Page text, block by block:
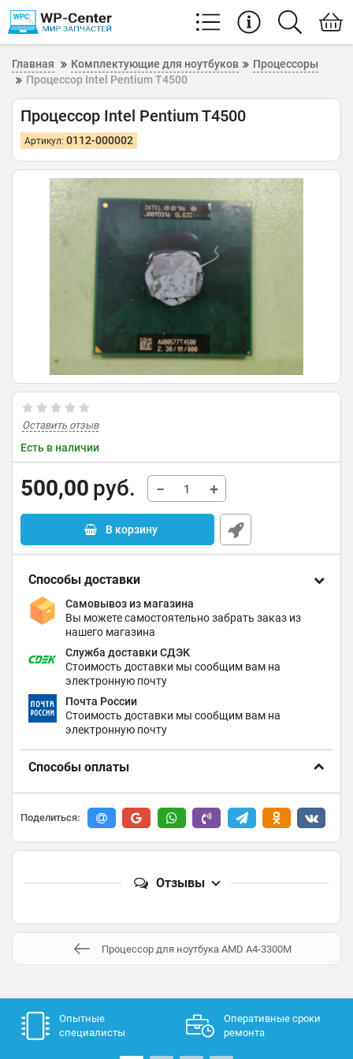
Главная Комплектующие для ноутбуков
Процессоры
Процессор Intel Pentium T4500
Процессор Intel Pentium T4500
Артикул: 0112-000002
Оставить отзыв
Есть в наличии
500,00 руб. − +
В корзину
Способы доставки
Самовывоз из магазина
Вы можете самостоятельно забрать заказ из
нашего магазина
Служба доставки СДЭК
Стоимость доставки мы сообщим вам на
электронную почту
Почта России
Стоимость доставки мы сообщим вам на
электронную почту
Способы оплаты
Поделиться:
Отзывы
Процессор для ноутбука AMD A4-3300M
Опытные
специалисты
Оперативные сроки
ремонта